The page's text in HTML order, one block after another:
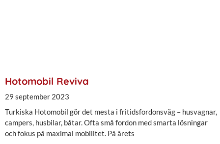
Hotomobil Reviva
29 september 2023
Turkiska Hotomobil gör det mesta i fritidsfordonsväg – husvagnar,
campers, husbilar, båtar. Ofta små fordon med smarta lösningar
och fokus på maximal mobilitet. På årets